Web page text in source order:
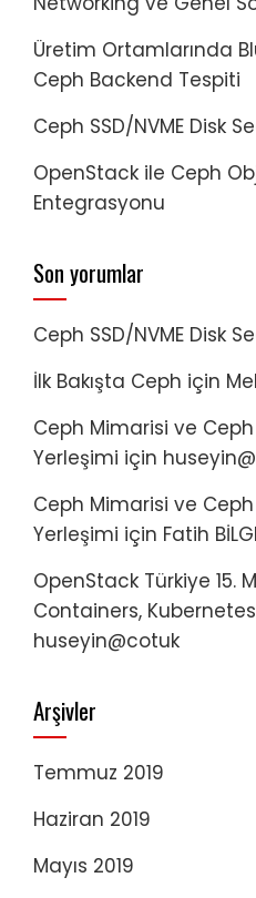
Üretim Ortamlarında
Ceph Backend Tespiti
Ceph SSD/NVME Disk
OpenStack ile Ceph
Entegrasyonu
Son yorumlar
Ceph SSD/NVME Disk
İlk Bakışta Ceph için
Ceph Mimarisi ve
Yerleşimi için
Ceph Mimarisi ve
Yerleşimi için Fatih
OpenStack Türkiye 15.
Containers,
huseyin@cotuk
Arşivler
Temmuz 2019
Haziran 2019
Mayıs 2019